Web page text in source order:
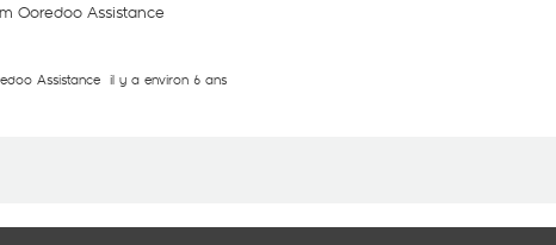
Ooredoo Assistance
Assistance il y a environ 6 ans